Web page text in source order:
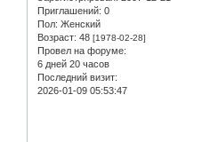
Приглашений: 0
Пол: Женский
Возраст: 48 [1978-02-28]
Провел на форуме:
6 дней 20 часов
Последний визит:
2026-01-09 05:53:47